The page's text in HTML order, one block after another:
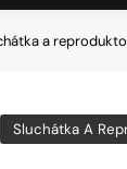
a
Sluchátka A